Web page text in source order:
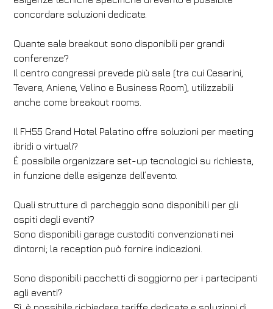
concordare soluzioni dedicate.
Quante sale breakout sono disponibili per grandi
conferenze?
Il centro congressi prevede più sale (tra cui Cesarini,
Tevere, Aniene, Velino e Business Room), utilizzabili
anche come breakout rooms.
Il FH55 Grand Hotel Palatino offre soluzioni per meeting
ibridi o virtuali?
È possibile organizzare set-up tecnologici su richiesta,
in funzione delle esigenze dell’evento.
Quali strutture di parcheggio sono disponibili per gli
ospiti degli eventi?
Sono disponibili garage custoditi convenzionati nei
dintorni; la reception può fornire indicazioni.
Sono disponibili pacchetti di soggiorno per i partecipanti
agli eventi?